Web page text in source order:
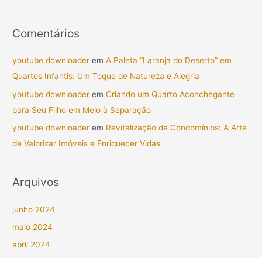
Comentários
youtube downloader emA Paleta “Laranja do Deserto” em
Quartos Infantis: Um Toque de Natureza e Alegria
youtube downloader emCriando um Quarto Aconchegante
para Seu Filho em Meio à Separação
youtube downloader em Revitalização de Condomínios: A Arte
de Valorizar Imóveis e Enriquecer Vidas
Arquivos
junho 2024
maio 2024
abril 2024